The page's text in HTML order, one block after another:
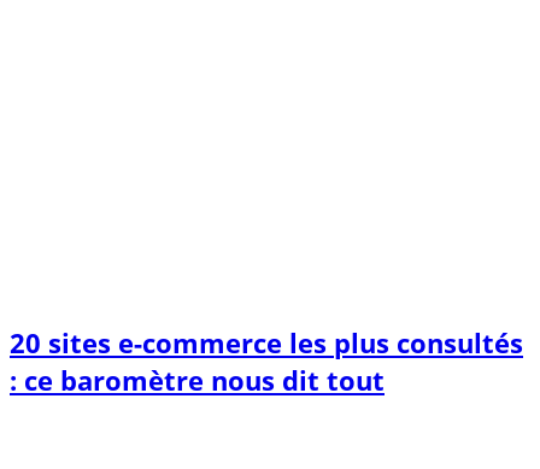
20 sites e-commerce les plus consultés
: ce baromètre nous dit tout